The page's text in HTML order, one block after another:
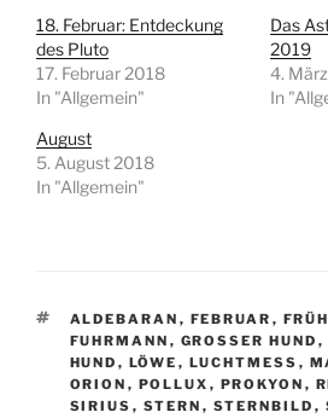
18. Februar: Entdeckung
des Pluto
17. Februar 2018
In "Allgemein"
Das
2019
4.
In
August
5. August 2018
In "Allgemein"
SCHLAGWÖRTER
ALDEBARAN , FEBRUAR ,
FUHRMANN , GROSSER HUND ,
HUND , LÖWE , LUCHTMESS ,
ORION , POLLUX , PROKYON ,
SIRIUS , STERN , STERNBILD ,